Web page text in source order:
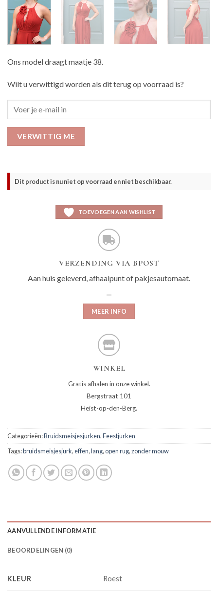
Ons model draagt maatje 38.
Wilt u verwittigd worden als dit terug op voorraad is?
VERWITTIG ME
Dit product is nu niet op voorraad en niet beschikbaar.
TOEVOEGEN AAN WISHLIST
VERZENDING VIA BPOST
Aan huis geleverd, afhaalpunt of pakjesautomaat.
MEER INFO
WINKEL
Gratis afhalen in onze winkel.
Bergstraat 101
Heist-op-den-Berg.
Categorieën:Bruidsmeisjesjurken,Feestjurken
Tags:bruidsmeisjesjurk,effen,lang,open rug,zonder mouw
AANVULLENDE INFORMATIE
BEOORDELINGEN (0)
KLEUR Roest